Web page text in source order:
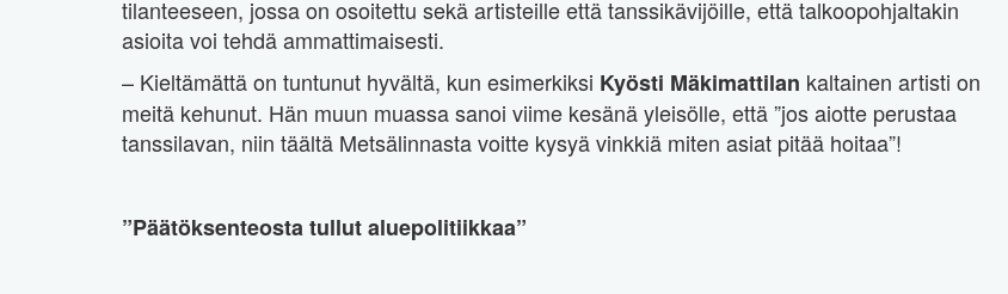
tilanteeseen, jossa on osoitettu sekä artisteille että tanssikävijöille, että talkoopohjaltakin
asioita voi tehdä ammattimaisesti.
– Kieltämättä on tuntunut hyvältä, kun esimerkiksi Kyösti Mäkimattilan kaltainen artisti on
meitä kehunut. Hän muun muassa sanoi viime kesänä yleisölle, että ”jos aiotte perustaa
tanssilavan, niin täältä Metsälinnasta voitte kysyä vinkkiä miten asiat pitää hoitaa”!
”Päätöksenteosta tullut aluepolitiikkaa”